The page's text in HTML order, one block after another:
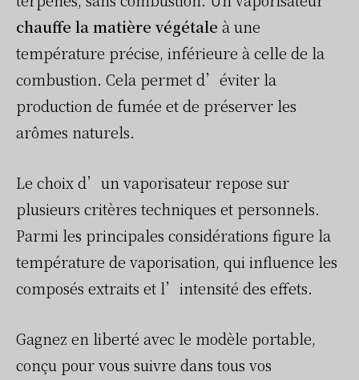
chauffe la matière végétale à une
température précise, inférieure à celle de la
combustion. Cela permet d’éviter la
production de fumée et de préserver les
arômes naturels.
Le choix d’un vaporisateur repose sur
plusieurs critères techniques et personnels.
Parmi les principales considérations figure la
température de vaporisation, qui influence les
composés extraits et l’intensité des effets.
Gagnez en liberté avec le modèle portable,
conçu pour vous suivre dans tous vos